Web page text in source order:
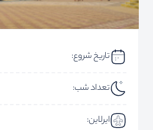
تاریخ شروع:
تعداد شب:
ایرلاین: